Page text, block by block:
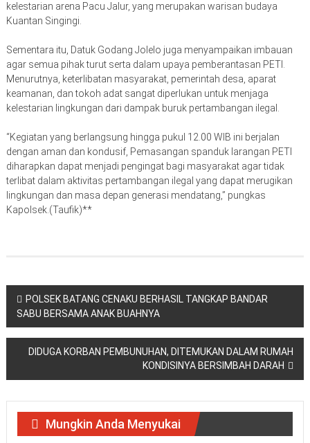
kelestarian arena Pacu Jalur, yang merupakan warisan budaya
Kuantan Singingi.
Sementara itu, Datuk Godang Jolelo juga menyampaikan imbauan
agar semua pihak turut serta dalam upaya pemberantasan PETI.
Menurutnya, keterlibatan masyarakat, pemerintah desa, aparat
keamanan, dan tokoh adat sangat diperlukan untuk menjaga
kelestarian lingkungan dari dampak buruk pertambangan ilegal.
“Kegiatan yang berlangsung hingga pukul 12.00 WIB ini berjalan
dengan aman dan kondusif, Pemasangan spanduk larangan PETI
diharapkan dapat menjadi pengingat bagi masyarakat agar tidak
terlibat dalam aktivitas pertambangan ilegal yang dapat merugikan
lingkungan dan masa depan generasi mendatang,” pungkas
Kapolsek.(Taufik)**
Navigasi
pos
POLSEK BATANG CENAKU BERHASIL TANGKAP BANDAR
SABU BERSAMA ANAK BUAHNYA
DIDUGA KORBAN PEMBUNUHAN, DITEMUKAN DALAM RUMAH
KONDISINYA BERSIMBAH DARAH
Mungkin Anda Menyukai